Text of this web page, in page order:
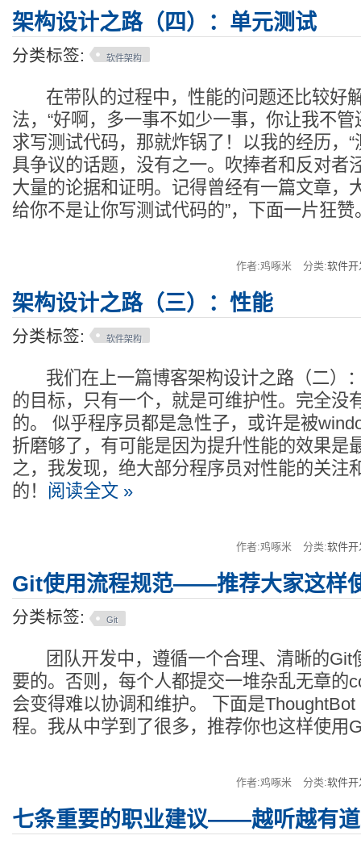
架构设计之路（四）：单元测试
分类标签: 软件架构
在带队的过程中，性能的问题还比较好
法，“好啊，多一事不如少一事，你让我不管
求写测试代码，那就炸锅了！以我的经历，“
具争议的话题，没有之一。吹捧者和反对者
大量的论据和证明。记得曾经有一篇文章，
给你不是让你写测试代码的”，下面一片狂赞
作者:鸡啄米 分类:软件开
架构设计之路（三）：性能
分类标签: 软件架构
我们在上一篇博客架构设计之路（二）
的目标，只有一个，就是可维护性。完全没
的。 似乎程序员都是急性子，或许是被
折磨够了，有可能是因为提升性能的效果
之，我发现，绝大部分程序员对性能的关注
的！ 阅读全文 »
作者:鸡啄米 分类:软件开
Git使用流程规范——推荐大家这样
分类标签: Git
团队开发中，遵循一个合理、清晰的Git
要的。否则，每个人都提交一堆杂乱无章的
会变得难以协调和维护。 下面是
程。我从中学到了很多，推荐你也这样使用
作者:鸡啄米 分类:软件开
七条重要的职业建议——越听越有